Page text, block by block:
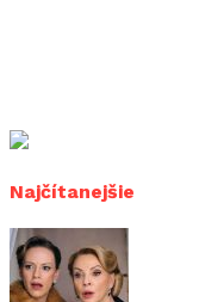
Najčítanejšie